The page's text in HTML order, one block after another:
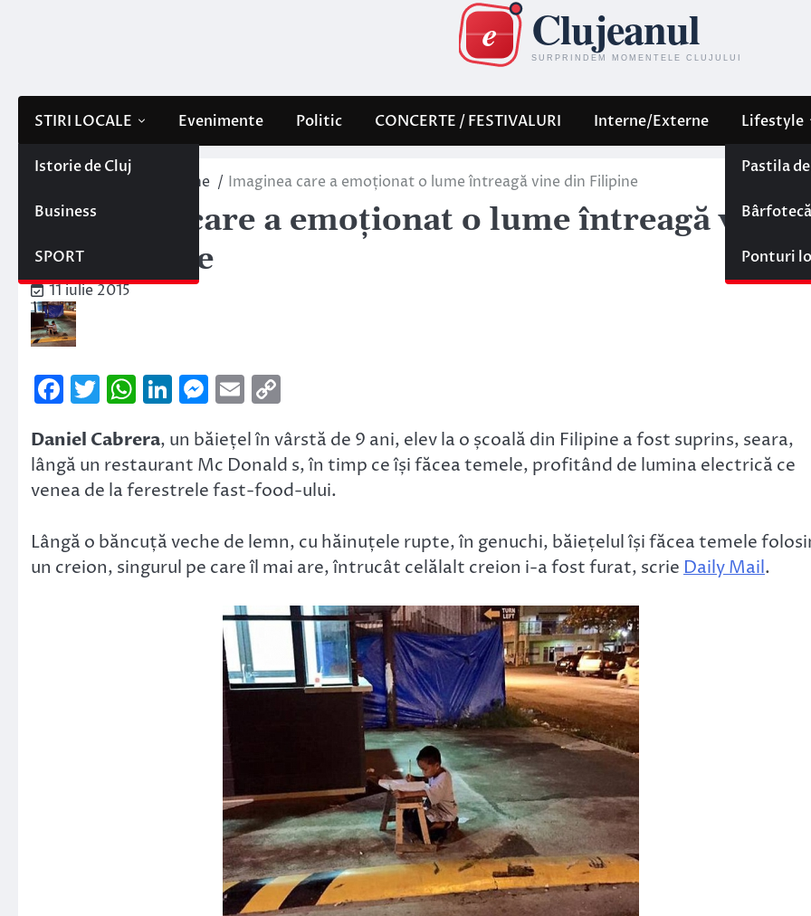
STIRI LOCALE
Istorie de Cluj
Business
SPORT
Evenimente Politic CONCERTE / FESTIVALURI Interne/Externe Lifestyle
Pastila
Bârfotecă
Ponturi
Interne/Externe Imaginea care a emoționat o lume întreagă vine din Filipine
Imaginea care a emoționat o lume întreagă vine
din Filipine
11 iulie 2015
Facebook
Twitter
WhatsApp
LinkedIn
Messenger
Email
Daniel Cabrera, un băiețel în vârstă de 9 ani, elev la o școală din Filipine a fost suprins, seara,
lângă un restaurant Mc Donald s, în timp ce își făcea temele, profitând de lumina electrică ce
venea de la ferestrele fast-food-ului.
Lângă o băncuță veche de lemn, cu hăinuțele rupte, în genuchi, băiețelul își făcea temele
un creion, singurul pe care îl mai are, întrucât celălalt creion i-a fost furat, scrie Daily Mail.